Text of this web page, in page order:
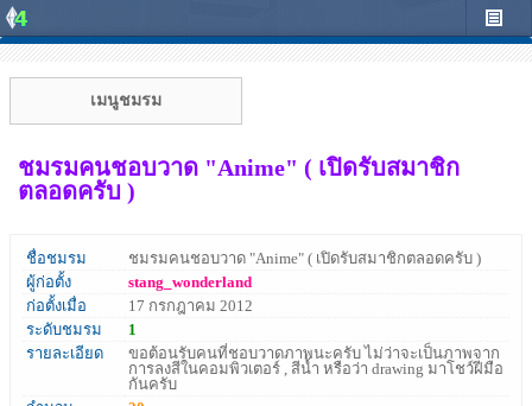
เมนูชมรม
ชมรมคนชอบวาด "Anime" ( เปิดรับสมาชิก
ตลอดครับ )
ชื่อชมรม
ชมรมคนชอบวาด "Anime" ( เปิดรับสมาชิกตลอดครับ )
ผู้ก่อตั้ง
stang_wonderland
ก่อตั้งเมื่อ
17 กรกฎาคม 2012
ระดับชมรม
1
รายละเอียด
ขอต้อนรับคนที่ชอบวาดภาพนะครับ ไม่ว่าจะเป็นภาพจาก
การลงสีในคอมพิวเตอร์ , สีน้ำ หรือว่า drawing มาโชว์ฝีมือ
กันครับ